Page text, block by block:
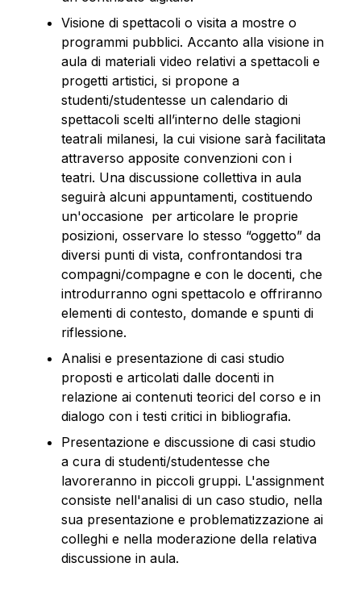
Visione di spettacoli o visita a mostre o
programmi pubblici. Accanto alla visione in
aula di materiali video relativi a spettacoli e
progetti artistici, si propone a
studenti/studentesse un calendario di
spettacoli scelti all’interno delle stagioni
teatrali milanesi, la cui visione sarà facilitata
attraverso apposite convenzioni con i
teatri. Una discussione collettiva in aula
seguirà alcuni appuntamenti, costituendo
un'occasione per articolare le proprie
posizioni, osservare lo stesso “oggetto” da
diversi punti di vista, confrontandosi tra
compagni/compagne e con le docenti, che
introdurranno ogni spettacolo e offriranno
elementi di contesto, domande e spunti di
riflessione.
Analisi e presentazione di casi studio
proposti e articolati dalle docenti in
relazione ai contenuti teorici del corso e in
dialogo con i testi critici in bibliografia.
Presentazione e discussione di casi studio
a cura di studenti/studentesse che
lavoreranno in piccoli gruppi. L'assignment
consiste nell'analisi di un caso studio, nella
sua presentazione e problematizzazione ai
colleghi e nella moderazione della relativa
discussione in aula.